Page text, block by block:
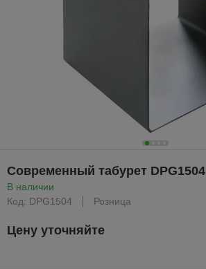
Современный табурет DPG1504
В наличии
Код: DPG1504
Розница
Цену уточняйте